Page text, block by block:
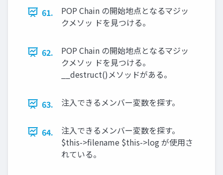
61.
POP Chain の開始地点となるマジッ
クメソッ ドを見つける。
62.
POP Chain の開始地点となるマジッ
クメソッ ドを見つける。
__destruct()メソッドがある。
63. 注入できるメンバー変数を探す。
64.
注入できるメンバー変数を探す。
$this->filename $this->log が使用さ
れている。